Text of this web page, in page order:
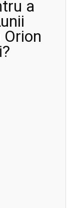
a